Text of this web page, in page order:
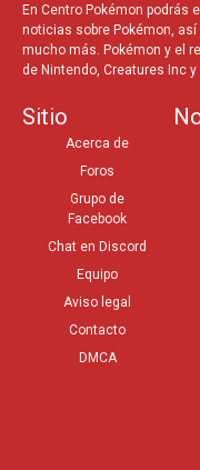
En Centro Pokémon podrás
noticias sobre Pokémon,
mucho más. Pokémon y el
de Nintendo, Creatures Inc y
Sitio
Acerca de
Foros
Grupo de
Facebook
Chat en Discord
Equipo
Aviso legal
Contacto
DMCA